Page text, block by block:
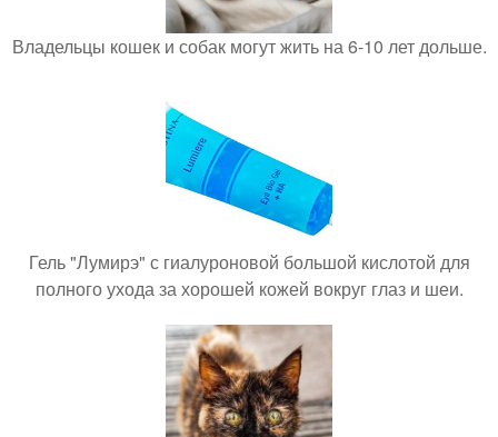
Владельцы кошек и собак могут жить на 6-10 лет дольше.
Гель "Лумирэ" с гиалуроновой большой кислотой для
полного ухода за хорошей кожей вокруг глаз и шеи.